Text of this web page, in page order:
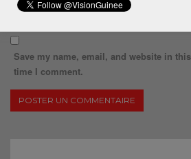
Save my name, email, and website in
time I comment.